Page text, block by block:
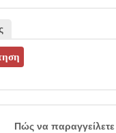
Πώς να παραγγείλετε